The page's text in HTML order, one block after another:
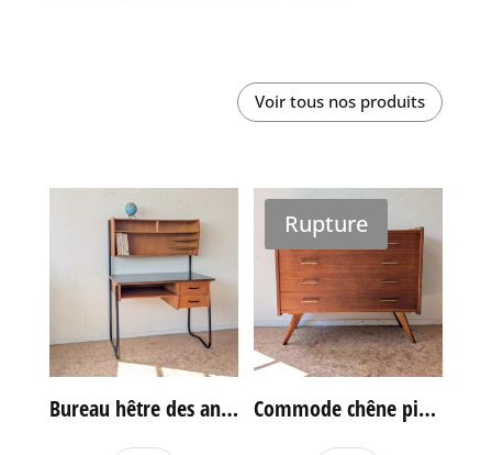
Voir tous nos produits
Bureau hêtre des années 60
Rupture
Commode chêne pieds compas vintage